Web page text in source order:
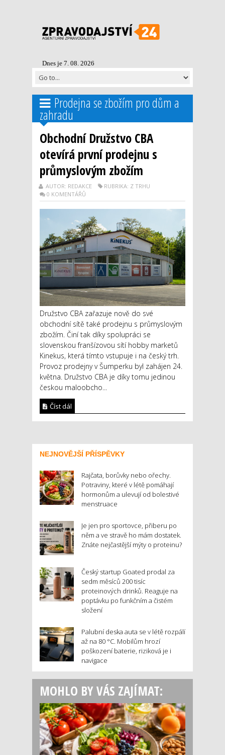
Dnes je 7. 08. 2026
Prodejna se zbožím pro dům a
zahradu
Obchodní Družstvo CBA
otevírá první prodejnu s
průmyslovým zbožím
AUTOR: REDAKCE
RUBRIKA: Z TRHU
0 KOMENTÁŘŮ
Družstvo CBA zařazuje nově do své
obchodní sítě také prodejnu s průmyslovým
zbožím. Činí tak díky spolupráci se
slovenskou franšízovou sítí hobby marketů
Kinekus, která tímto vstupuje i na český trh.
Provoz prodejny v Šumperku byl zahájen 24.
května. Družstvo CBA je díky tomu jedinou
českou maloobcho...
Číst dál
NEJNOVĚJŠÍ PŘÍSPĚVKY
Rajčata, borůvky nebo ořechy.
Potraviny, které v létě pomáhají
hormonům a ulevují od bolestivé
menstruace
Je jen pro sportovce, přiberu po
něm a ve stravě ho mám dostatek.
Znáte nejčastější mýty o proteinu?
Český startup Goated prodal za
sedm měsíců 200 tisíc
proteinových drinků. Reaguje na
poptávku po funkčním a čistém
složení
Palubní deska auta se v létě rozpálí
až na 80 °C. Mobilům hrozí
poškození baterie, riziková je i
navigace
MOHLO BY VÁS ZAJÍMAT: